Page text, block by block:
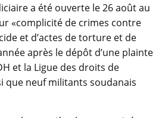
a été ouverte le 26 août au
«complicité de crimes contre
et d’actes de torture et de
après le dépôt d’une plainte
et la Ligue des droits de
que neuf militants soudanais